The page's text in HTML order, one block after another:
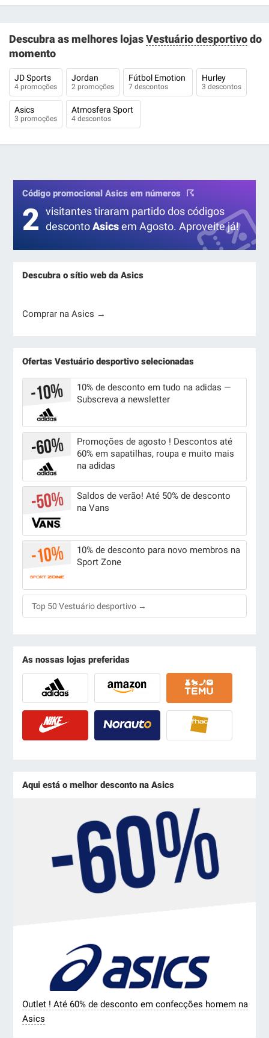
Descubra as melhores lojasVestuário desportivodo
momento
JD Sports
4 promoções
Jordan
2 promoções
Fútbol Emotion
7 descontos
Hurley
3 descontos
Asics
3 promoções
Atmosfera Sport
4 descontos
Código promocional Asics em números
2 visitantes tiraram partido dos códigos
descontoAsicsem Agosto. Aproveite já!
Descubra o sítio web da Asics
Comprar na Asics →
Ofertas Vestuário desportivo selecionadas
10% de desconto em tudo na adidas —
Subscreva a newsletter
Promoções de agosto ! Descontos até
60% em sapatilhas, roupa e muito mais
na adidas
Saldos de verão! Até 50% de desconto
na Vans
10% de desconto para novo membros na
Sport Zone
Top 50 Vestuário desportivo →
As nossas lojas preferidas
Aqui está o melhor desconto na Asics
Outlet ! Até 60% de desconto em confecções homem na
Asics